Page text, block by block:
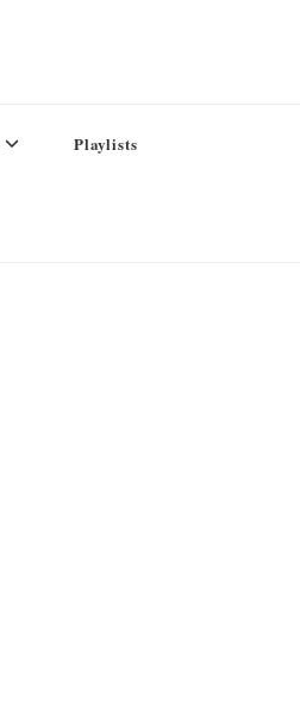
Playlists